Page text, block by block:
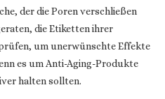
der die Poren verschließen
die Etiketten ihrer
um unerwünschte Effekte
es um Anti-Aging-Produkte
halten sollten.